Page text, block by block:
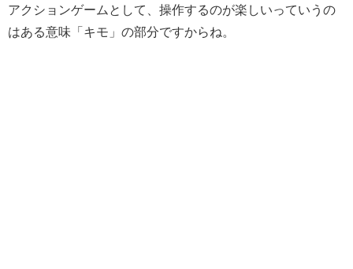
アクションゲームとして、操作するのが楽しいっていうの
はある意味「キモ」の部分ですからね。